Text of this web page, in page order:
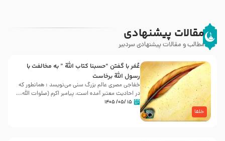
مقالات پیشنهادی
مطالب و مقالات پیشنهادی سردبیر
خلفا
عُمَر با گفتن “حسبنا كتاب اللّه ” به مخالفت با
رسول اللّه برخاست
خفاجی مصری عالم بزرگ سنی می‌نویسد : همانطور که
در احادیث معتبر آمده است، پیامبر اکرم (صلوات اللّه...
۱۵ /۰۵/ ۱۴۰۵